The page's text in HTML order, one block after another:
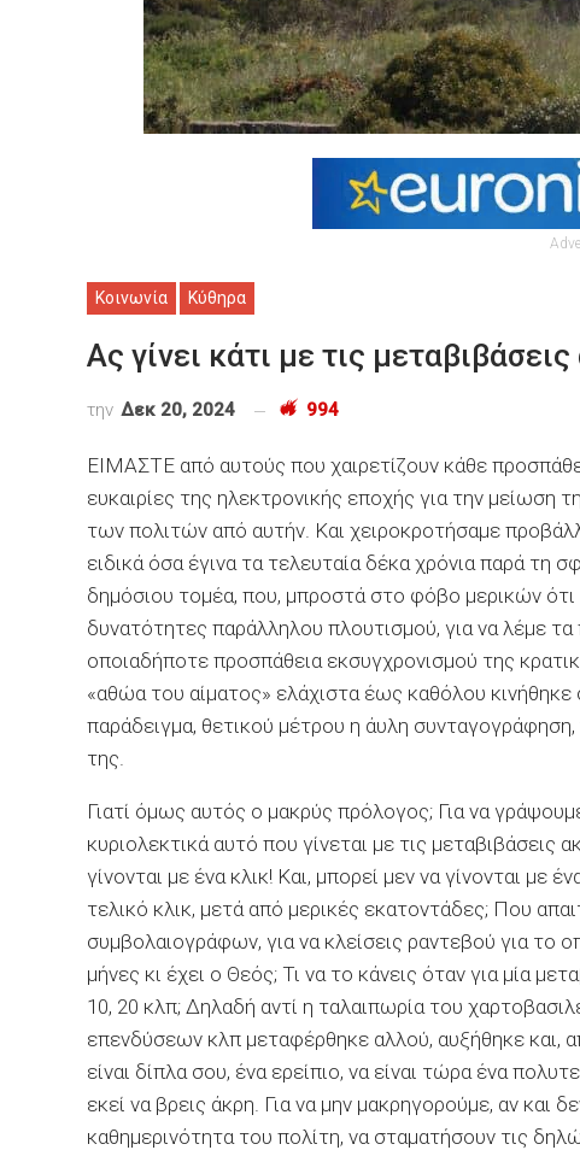
Κοινωνία Κύθηρα
Ας γίνει κάτι με τις
την Δεκ 20, 2024 994
ΕΙΜΑΣΤΕ από αυτούς που χαιρετίζουν κάθε
ευκαιρίες της ηλεκτρονικής εποχής για την μείωση
των πολιτών από αυτήν. Και χειροκροτήσαμε
ειδικά όσα έγινα τα τελευταία δέκα χρόνια παρά
δημόσιου τομέα, που, μπροστά στο φόβο μερικών
δυνατότητες παράλληλου πλουτισμού, για να λέμε
οποιαδήποτε προσπάθεια εκσυγχρονισμού της
«αθώα του αίματος» ελάχιστα έως καθόλου
παράδειγμα, θετικού μέτρου η άυλη συνταγογράφηση
της.
Γιατί όμως αυτός ο μακρύς πρόλογος; Για να
κυριολεκτικά αυτό που γίνεται με τις
γίνονται με ένα κλικ! Και, μπορεί μεν να γίνονται με
τελικό κλικ, μετά από μερικές εκατοντάδες; Που
συμβολαιογράφων, για να κλείσεις ραντεβού για το
μήνες κι έχει ο Θεός; Τι να το κάνεις όταν για μία
10, 20 κλπ; Δηλαδή αντί η ταλαιπωρία του
επενδύσεων κλπ μεταφέρθηκε αλλού, αυξήθηκε και,
είναι δίπλα σου, ένα ερείπιο, να είναι τώρα ένα
εκεί να βρεις άκρη. Για να μην μακρηγορούμε, αν και
καθημερινότητα του πολίτη, να σταματήσουν τις